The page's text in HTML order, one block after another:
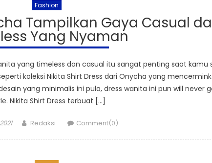
Fashion
Tampilkan Gaya Casual
Yang Nyaman
yang timeless dan casual itu sangat penting saat kamu
koleksi Nikita Shirt Dress dari Onycha yang
yang minimalis ini pula, dress wanita ini pun will never
Nikita Shirt Dress terbuat […]
Author
Redaksi Comment(0)